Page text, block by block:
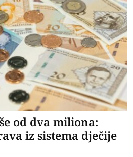
od dva miliona:
iz sistema dječije